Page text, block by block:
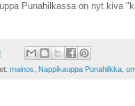
Punahilkassa on nyt kiva
mainos, Nappikauppa Punahilkka,